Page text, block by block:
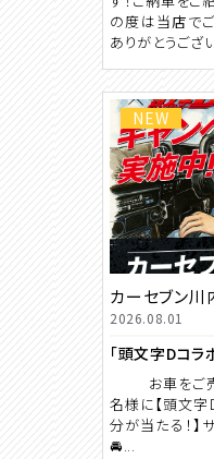
の度は当店で
ありがとうござ
NEW
カーセブン川
2026.08.01
お車をご売
名様に【頭文字
分が当たる！】
🚘...